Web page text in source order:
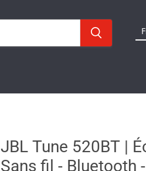
JBL Tune 520BT |
Sans fil - Bluetooth